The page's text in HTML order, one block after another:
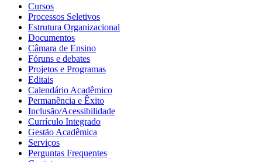
Cursos
Processos Seletivos
Estrutura Organizacional
Documentos
Câmara de Ensino
Fóruns e debates
Projetos e Programas
Editais
Calendário Acadêmico
Permanência e Êxito
Inclusão/Acessibilidade
Currículo Integrado
Gestão Acadêmica
Serviços
Perguntas Frequentes